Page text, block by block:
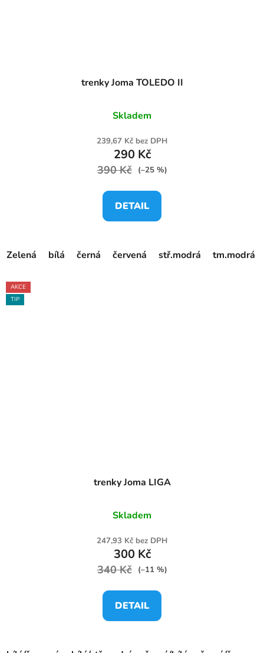
trenky Joma TOLEDO II
Skladem
239,67 Kč bez DPH
290 Kč
390 Kč (–25 %)
DETAIL
Zelená bílá černá červená stř.modrá tm.modrá
AKCE
TIP
trenky Joma LIGA
Skladem
247,93 Kč bez DPH
300 Kč
340 Kč (–11 %)
DETAIL